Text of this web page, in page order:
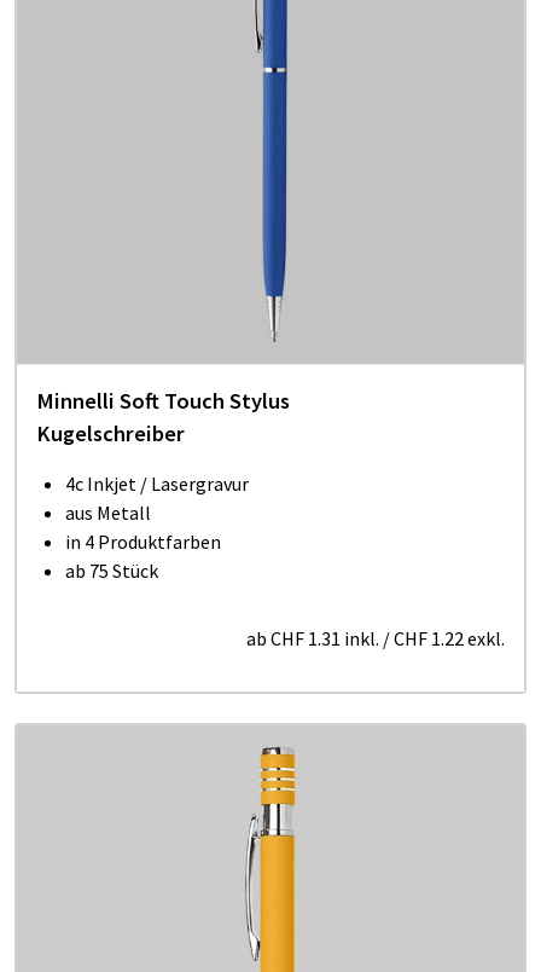
Minnelli Soft Touch Stylus
Kugelschreiber
4c Inkjet / Lasergravur
aus Metall
in 4 Produktfarben
ab 75 Stück
ab CHF 1.31 inkl. /CHF 1.22exkl.